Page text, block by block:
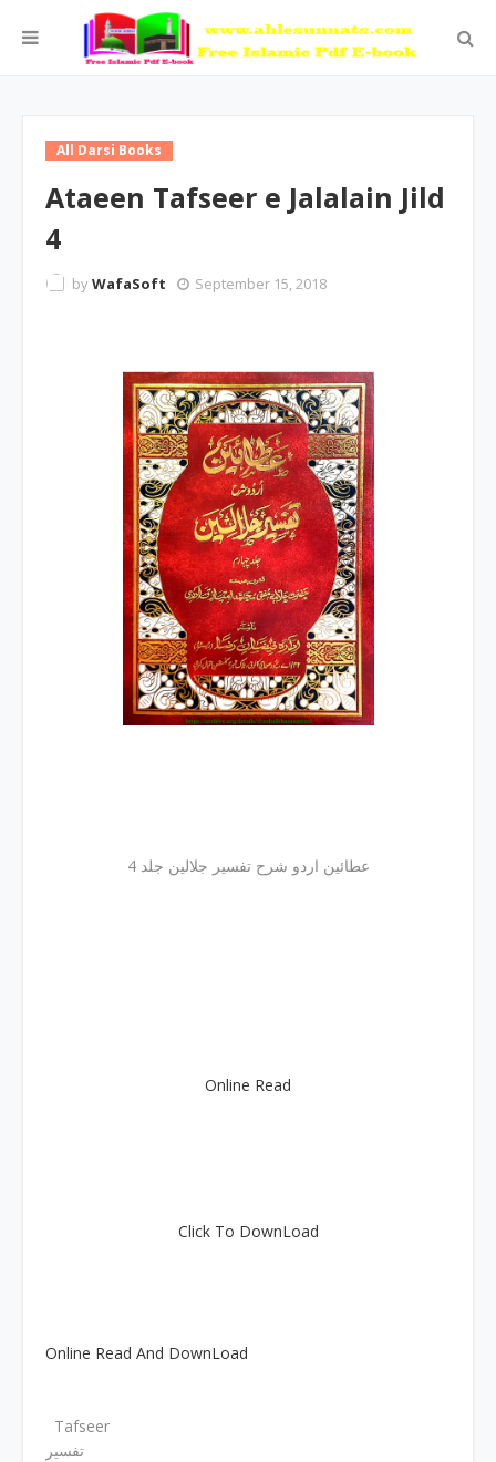
All Darsi Books
Ataeen Tafseer e Jalalain Jild
4
byWafaSoft September 15, 2018
عطائین اردو شرح تفسیر جلالین جلد 4
Online Read
Click To DownLoad
Online Read And DownLoad
Tafseer
تفسیر